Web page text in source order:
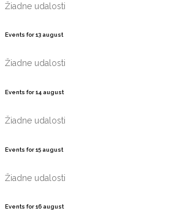
Žiadne udalosti
Events for13 august
Žiadne udalosti
Events for14 august
Žiadne udalosti
Events for15 august
Žiadne udalosti
Events for16 august